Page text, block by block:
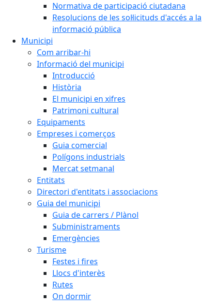
Normativa de participació ciutadana
Resolucions de les sol·licituds d'accés a la
informació pública
Municipi
Com arribar-hi
Informació del municipi
Introducció
Història
El municipi en xifres
Patrimoni cultural
Equipaments
Empreses i comerços
Guia comercial
Polígons industrials
Mercat setmanal
Entitats
Directori d'entitats i associacions
Guia del municipi
Guia de carrers / Plànol
Subministraments
Emergències
Turisme
Festes i fires
Llocs d'interès
Rutes
On dormir